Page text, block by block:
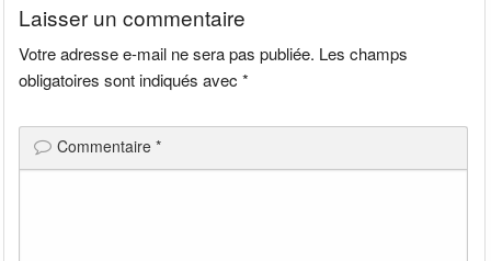
Laisser un commentaire
Votre adresse e-mail ne sera pas publiée. Les champs
obligatoires sont indiqués avec*
Commentaire*